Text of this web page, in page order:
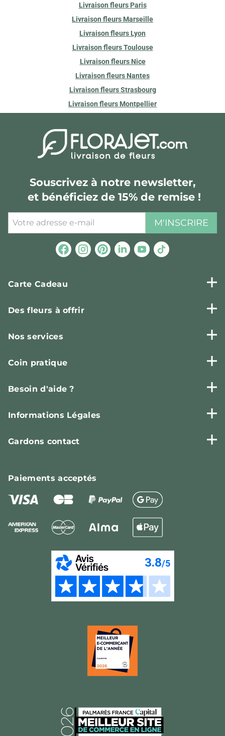
Livraison fleurs Paris
Livraison fleurs Marseille
Livraison fleurs Lyon
Livraison fleurs Toulouse
Livraison fleurs Nice
Livraison fleurs Nantes
Livraison fleurs Strasbourg
Livraison fleurs Montpellier
Souscrivez à notre newsletter,
et bénéficiez de 15% de remise !
M'INSCRIRE
Carte Cadeau
Des fleurs à offrir
Nos services
Coin pratique
Besoin d'aide ?
Informations Légales
Gardons contact
Paiementsacceptés